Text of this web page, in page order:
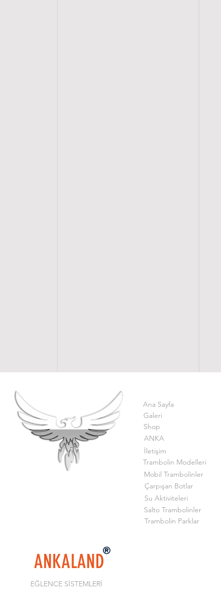
ANKALAND
EĞLENCE SİSTEMLERİ
Ana Sayfa
Galeri
Shop
ANKA
İletişim
Trambolin Modelleri
Mobil Trambolinler
Çarpışan Botlar
Su Aktiviteleri
Salto Trambolinler
Trambolin Parklar